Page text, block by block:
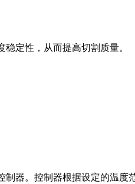
定性，从而提高切割质量。
器。控制器根据设定的温度